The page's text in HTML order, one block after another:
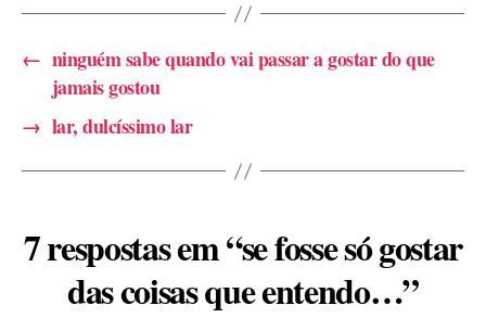
← ninguém sabe quando vai passar a gostar do que
jamais gostou
→ lar, dulcíssimo lar
7 respostas em “se fosse só gostar
das coisas que entendo…”